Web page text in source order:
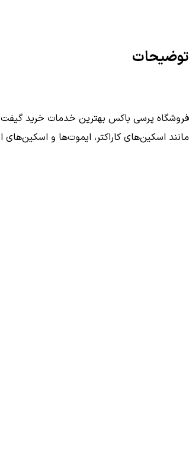
توضیحات
فروشگاه پرسی باکس بهترین خدمات خرید گیفت
مانند اسکین‌های کاراکتر، ایموت‌ها و